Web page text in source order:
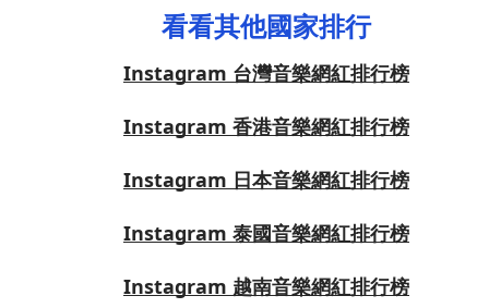
看看其他國家排行
Instagram 台灣音樂網紅排行榜
Instagram 香港音樂網紅排行榜
Instagram 日本音樂網紅排行榜
Instagram 泰國音樂網紅排行榜
Instagram 越南音樂網紅排行榜